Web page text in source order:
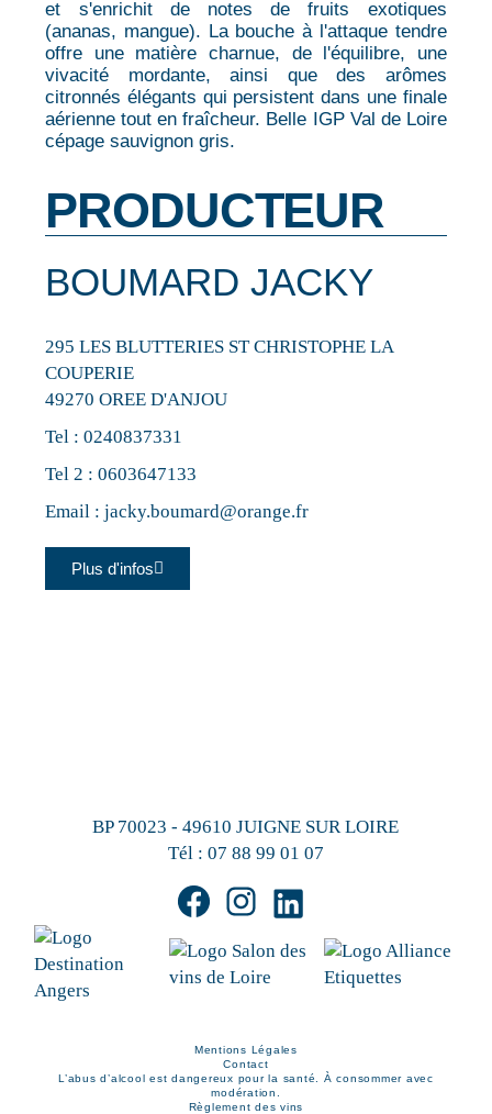
et s'enrichit de notes de fruits exotiques
(ananas, mangue). La bouche à l'attaque tendre
offre une matière charnue, de l'équilibre, une
vivacité mordante, ainsi que des arômes
citronnés élégants qui persistent dans une finale
aérienne tout en fraîcheur. Belle IGP Val de Loire
cépage sauvignon gris.
PRODUCTEUR
BOUMARD JACKY
295 LES BLUTTERIES ST CHRISTOPHE LA
COUPERIE
49270 OREE D'ANJOU
Tel :0240837331
Tel 2 :0603647133
Email :jacky.boumard@orange.fr
Plus d'infos
BP 70023 - 49610 JUIGNE SUR LOIRE
Tél : 07 88 99 01 07
Mentions Légales
Contact
L’abus d’alcool est dangereux pour la santé. À consommer avec
modération.
Règlement des vins